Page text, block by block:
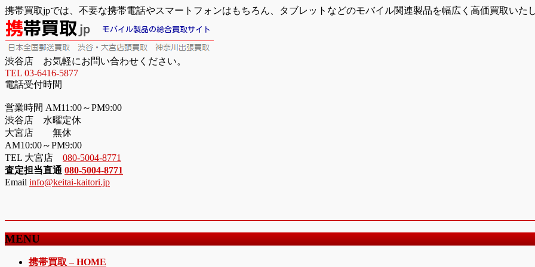
携帯買取jpでは、不要な携帯電話やスマートフォンはもちろん、タブレットなどのモバイル関連製品を幅広く高価買取いた
渋谷店 お気軽にお問い合わせください。
TEL 03-6416-5877
電話受付時間
営業時間 AM11:00～PM9:00
渋谷店 水曜定休
大宮店 無休
AM10:00～PM9:00
TEL 大宮店 080-5004-8771
査定担当直通 080-5004-8771
Email info@keitai-kaitori.jp
MENU
携帯買取 – HOME